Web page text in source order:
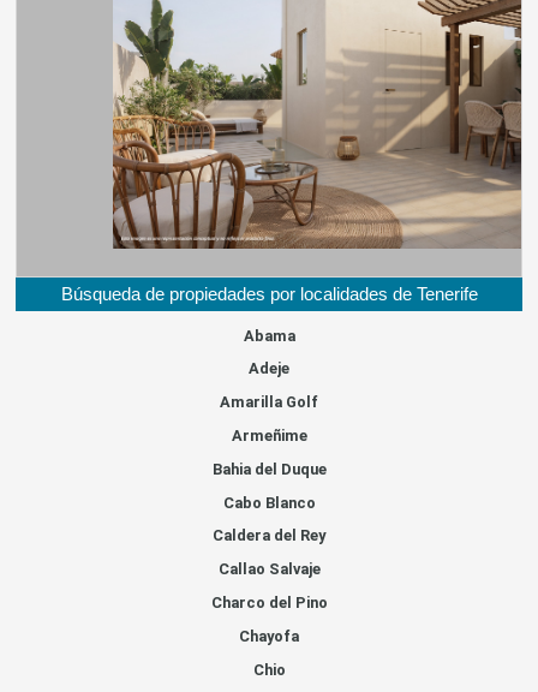
Búsqueda de propiedades por localidades de Tenerife
Abama
Adeje
Amarilla Golf
Armeñime
Bahia del Duque
Cabo Blanco
Caldera del Rey
Callao Salvaje
Charco del Pino
Chayofa
Chio